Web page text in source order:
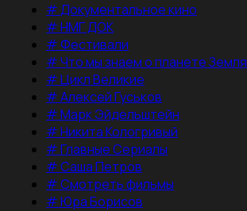
#Документальное кино
#НМГ ДОК
#Фестивали
#Что мы знаем о планете Земля
#Цикл Великие
#Алексей Гуськов
#Марк Эйдельштейн
#Никита Кологривый
#Главные Сериалы
#Саша Петров
#Смотреть фильмы
#Юра Борисов